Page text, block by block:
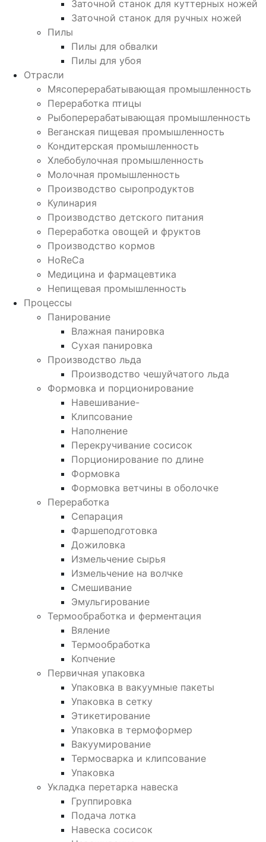
Заточной станок для куттерных ножей
Заточной станок для ручных ножей
Пилы
Пилы для обвалки
Пилы для убоя
Отрасли
Мясоперерабатывающая промышленность
Переработка птицы
Рыбоперерабатывающая промышленность
Веганская пищевая промышленность
Кондитерская промышленность
Хлебобулочная промышленность
Молочная промышленность
Производство сыропродуктов
Кулинария
Производство детского питания
Переработка овощей и фруктов
Производство кормов
HoReCa
Медицина и фармацевтика
Непищевая промышленность
Процессы
Панирование
Влажная панировка
Сухая панировка
Производство льда
Производство чешуйчатого льда
Формовка и порционирование
Навешивание-
Клипсование
Наполнение
Перекручивание сосисок
Порционирование по длине
Формовка
Формовка ветчины в оболочке
Переработка
Сепарация
Фаршеподготовка
Дожиловка
Измельчение сырья
Измельчение на волчке
Смешивание
Эмульгирование
Термообработка и ферментация
Вяление
Термообработка
Копчение
Первичная упаковка
Упаковка в вакуумные пакеты
Упаковка в сетку
Этикетирование
Упаковка в термоформер
Вакуумирование
Термосварка и клипсование
Упаковка
Укладка перетарка навеска
Группировка
Подача лотка
Навеска сосисок